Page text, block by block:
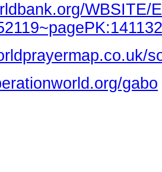
gabo